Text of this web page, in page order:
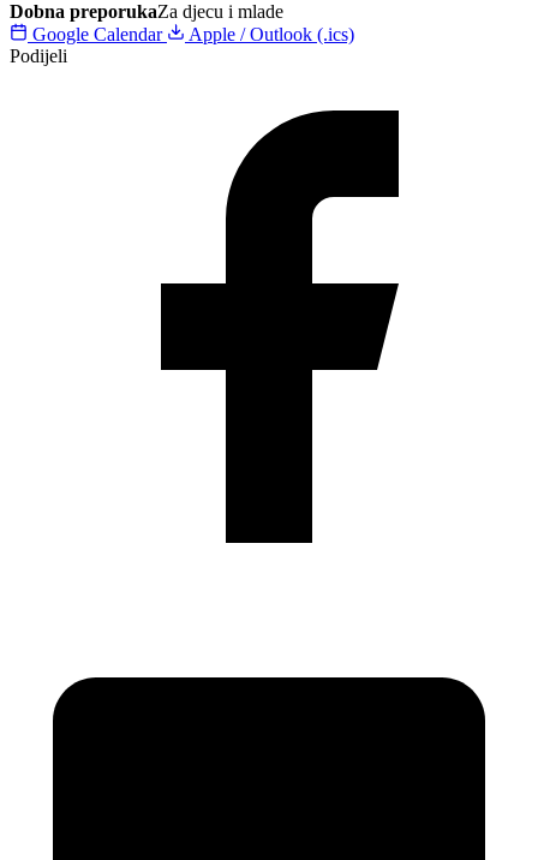
Dobna preporukaZa djecu i mlade
Google Calendar
Apple / Outlook (.ics)
Podijeli